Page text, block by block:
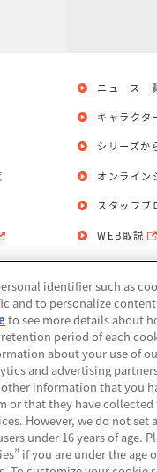
ニュース一
キャラクタ
シリーズか
オンライン
スタッフブ
WEB取説
合わせ 個人情
約
Not Sell or Share My
Information
ギー情報
identifier such as
and to personalize
to see more details about
period of each
about your use of
and advertising
information that you
or that they have
However, we do not set
under 16 years of age.
if you are under the age